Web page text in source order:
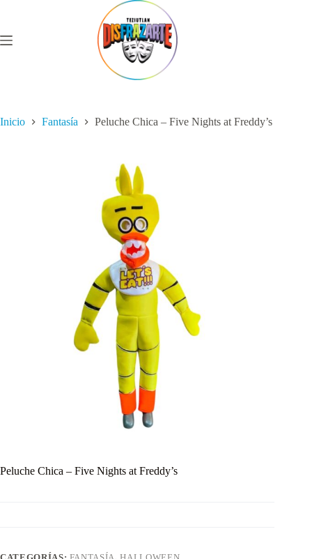
Inicio Fantasía Peluche Chica – Five Nights at Freddy’s
Peluche Chica – Five Nights at Freddy’s